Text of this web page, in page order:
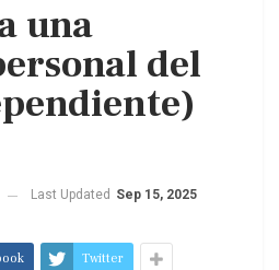
una
del
Last Updated Sep 15, 2025
Twitter